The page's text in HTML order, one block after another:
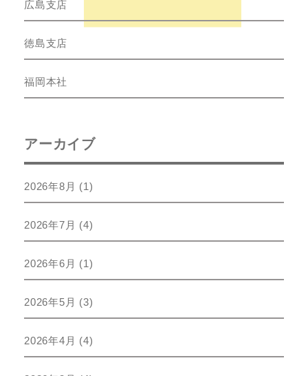
広島支店
徳島支店
福岡本社
アーカイブ
2026年8月 (1)
2026年7月 (4)
2026年6月 (1)
2026年5月 (3)
2026年4月 (4)